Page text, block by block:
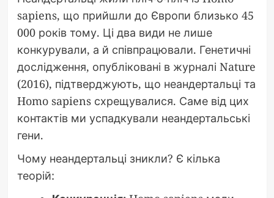
sapiens, що прийшли до Європи близько 45
000 років тому. Ці два види не лише
конкурували, а й співпрацювали. Генетичні
дослідження, опубліковані в журналі Nature
(2016), підтверджують, що неандертальці та
Homo sapiens схрещувалися. Саме від цих
контактів ми успадкували неандертальські
гени.
Чому неандертальці зникли? Є кілька
теорій: